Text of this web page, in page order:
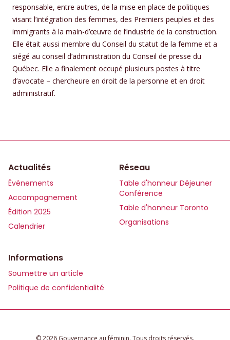
responsable, entre autres, de la mise en place de politiques
visant l’intégration des femmes, des Premiers peuples et des
immigrants à la main-d’œuvre de l’industrie de la construction.
Elle était aussi membre du Conseil du statut de la femme et a
siégé au conseil d’administration du Conseil de presse du
Québec. Elle a finalement occupé plusieurs postes à titre
d’avocate – chercheure en droit de la personne et en droit
administratif.
Actualités
Événements
Accompagnement
Édition 2025
Calendrier
Réseau
Table d'honneur Déjeuner
Conférence
Table d'honneur Toronto
Organisations
Informations
Soumettre un article
Politique de confidentialité
© 2026 Gouvernance au féminin. Tous droits réservés.